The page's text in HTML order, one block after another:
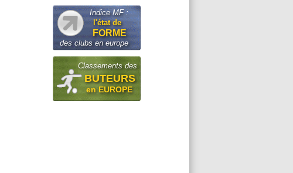
Indice MF :
l'état de
FORME
des clubs en europe
Classements des
BUTEURS
en EUROPE